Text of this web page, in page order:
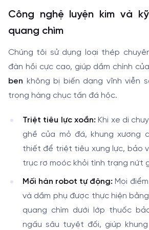
Công nghệ luyện kim và
quang chìm
Chúng tôi sử dụng loại thép
đàn hồi cực cao, giúp dầm chính của
ben không bị biến dạng vĩnh viễn
trọng hàng chục tấn đá hộc.
Triệt tiêu lực xoắn: Khi xe di
ghề của mỏ đá, khung xương
thiết để triệt tiêu xung lực, bảo
trục rơ moóc khỏi tình trạng nứt
Mối hàn robot tự động: Mọi
và dầm phụ được thực hiện
quang chìm dưới lớp thuốc
ngấu sâu tuyệt đối, giúp